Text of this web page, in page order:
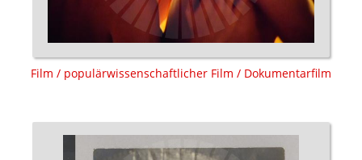
Film / populärwissenschaftlicher Film / Dokumentarfilm